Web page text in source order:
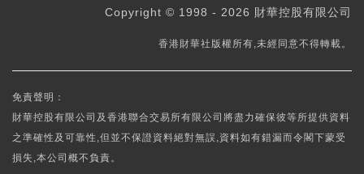
Copyright © 1998 - 2026 財華控股有限公司
香港財華社版權所有,未經同意不得轉載。
免責聲明：
財華控股有限公司及香港聯合交易所有限公司將盡力確保彼等所提供資料
之準確性及可靠性,但並不保證資料絕對無誤,資料如有錯漏而令閣下蒙受
損失,本公司概不負責。